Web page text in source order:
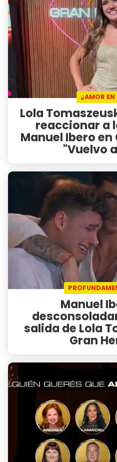
¿AMOR EN
Lola
reaccionar a
Manuel Ibero
"Vuelvo
Manuel
salida de Lola
Gran